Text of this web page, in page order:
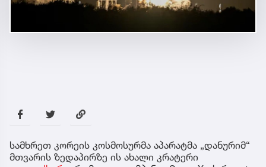
სამხრეთ კორეის კოსმოსურმა აპარატმა „დანურიმ“
მთვარის ზედაპირზე ის ახალი კრატერი